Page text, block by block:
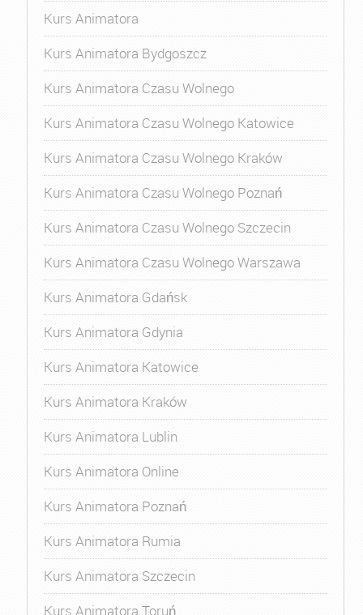
Kurs Animatora
Kurs Animatora Bydgoszcz
Kurs Animatora Czasu Wolnego
Kurs Animatora Czasu Wolnego Katowice
Kurs Animatora Czasu Wolnego Kraków
Kurs Animatora Czasu Wolnego Poznań
Kurs Animatora Czasu Wolnego Szczecin
Kurs Animatora Czasu Wolnego Warszawa
Kurs Animatora Gdańsk
Kurs Animatora Gdynia
Kurs Animatora Katowice
Kurs Animatora Kraków
Kurs Animatora Lublin
Kurs Animatora Online
Kurs Animatora Poznań
Kurs Animatora Rumia
Kurs Animatora Szczecin
Kurs Animatora Toruń